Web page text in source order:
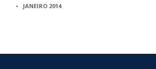
JANEIRO 2014